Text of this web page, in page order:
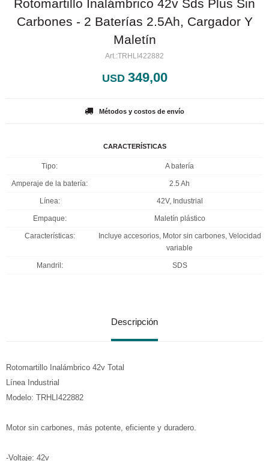
Rotomartillo Inalámbrico 42v Sds Plus Sin
Carbones - 2 Baterías 2.5Ah, Cargador Y
Maletín
TRHLI422882
USD 349,00
Métodos y costos de envío
CARACTERÍSTICAS
Tipo A batería
Amperaje de la batería 2.5 Ah
Línea 42V, Industrial
Empaque Maletín plástico
Características
Incluye accesorios, Motor sin carbones, Velocidad
variable
Mandril SDS
Descripción
Rotomartillo Inalámbrico 42v Total
Línea Industrial
Modelo: TRHLI422882
Motor sin carbones, más potente, eficiente y duradero.
-Voltaje: 42v